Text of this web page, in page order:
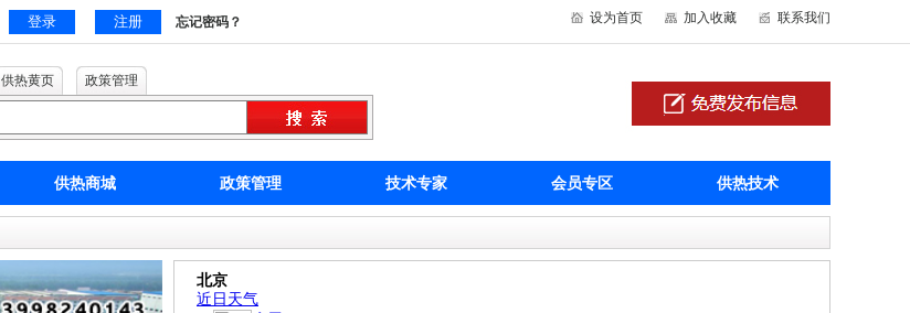
忘记密码？ 设为首页 加入收藏 联系我们
供热黄页 政策管理
供热商城 政策管理 技术专家 会员专区 供热技术